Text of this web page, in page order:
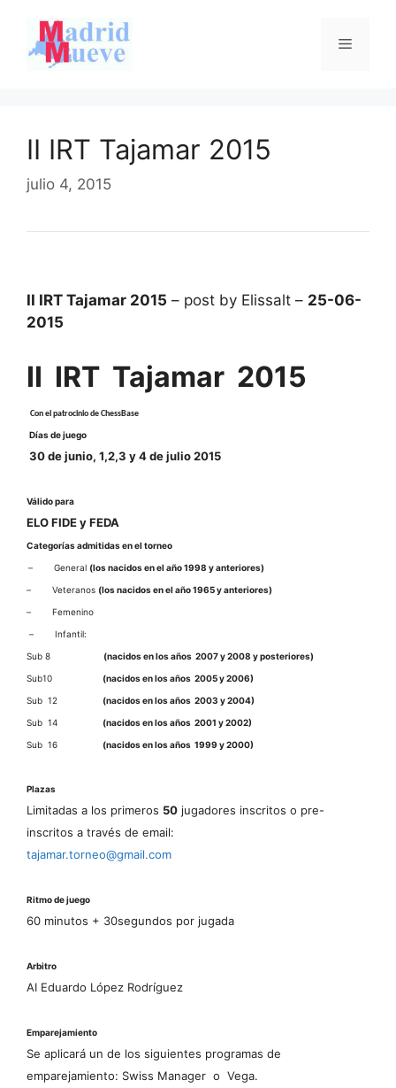
contenido
Menú
II IRT Tajamar 2015
julio 4, 2015
II IRT Tajamar 2015 – post by Elissalt – 25-06-
2015
II IRT Tajamar 2015
Con el patrocinio de ChessBase
Días de juego
30 de junio, 1,2,3 y 4 de julio 2015
Válido para
ELO FIDE y FEDA
Categorías admitidas en el torneo
– General (los nacidos en el año 1998 y anteriores)
– Veteranos (los nacidos en el año 1965 y anteriores)
– Femenino
– Infantil:
Sub 8 (nacidos en los años 2007 y 2008 y posteriores)
Sub10 (nacidos en los años 2005 y 2006)
Sub 12 (nacidos en los años 2003 y 2004)
Sub 14 (nacidos en los años 2001 y 2002)
Sub 16 (nacidos en los años 1999 y 2000)
Plazas
Limitadas a los primeros 50 jugadores inscritos o pre-
inscritos a través de email:
tajamar.torneo@gmail.com
Ritmo de juego
60 minutos + 30segundos por jugada
Arbitro
AI Eduardo López Rodríguez
Emparejamiento
Se aplicará un de los siguientes programas de
emparejamiento: Swiss Manager o Vega.